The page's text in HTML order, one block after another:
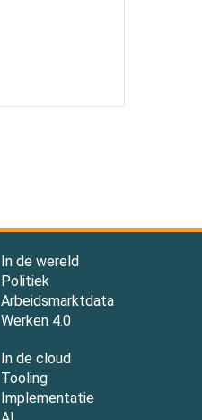
In de wereld
Politiek
Arbeidsmarktdata
Werken 4.0
In de cloud
Tooling
Implementatie